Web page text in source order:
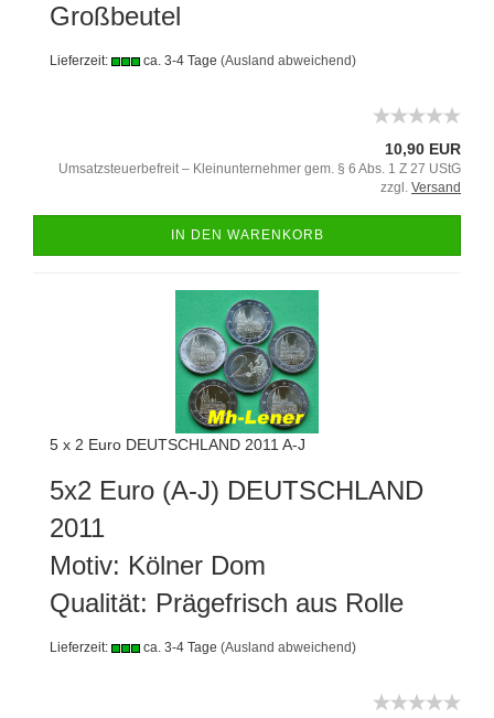
Großbeutel
Lieferzeit: ca. 3-4 Tage (Ausland abweichend)
10,90 EUR
Umsatzsteuerbefreit – Kleinunternehmer gem. § 6 Abs. 1 Z 27 UStG
zzgl. Versand
IN DEN WARENKORB
5 x 2 Euro DEUTSCHLAND 2011 A-J
5x2 Euro (A-J) DEUTSCHLAND
2011
Motiv: Kölner Dom
Qualität: Prägefrisch aus Rolle
Lieferzeit: ca. 3-4 Tage (Ausland abweichend)